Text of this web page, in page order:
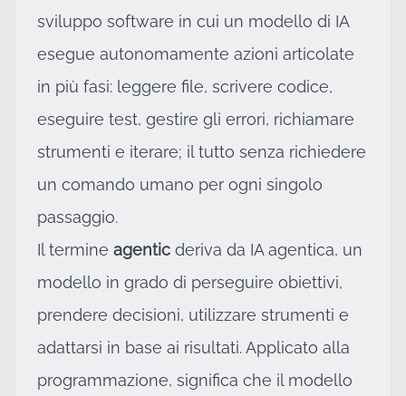
sviluppo software in cui un modello di IA
esegue autonomamente azioni articolate
in più fasi: leggere file, scrivere codice,
eseguire test, gestire gli errori, richiamare
strumenti e iterare; il tutto senza richiedere
un comando umano per ogni singolo
passaggio.
Il termine agentic deriva da IA agentica, un
modello in grado di perseguire obiettivi,
prendere decisioni, utilizzare strumenti e
adattarsi in base ai risultati. Applicato alla
programmazione, significa che il modello